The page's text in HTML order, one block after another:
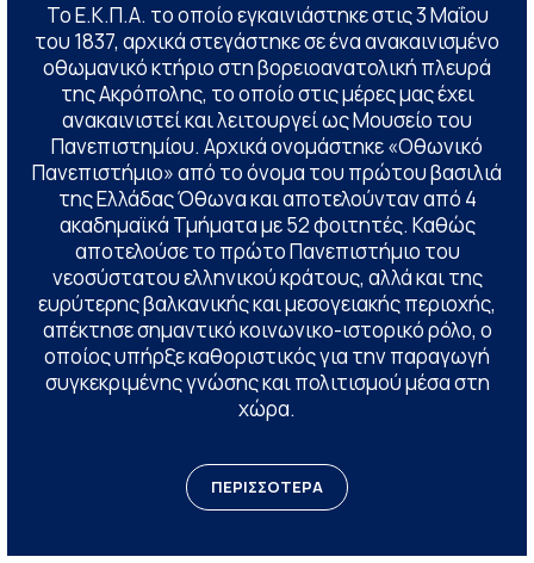
Το Ε.Κ.Π.Α. το οποίο εγκαινιάστηκε στις 3 Μαΐου
του 1837, αρχικά στεγάστηκε σε ένα ανακαινισμένο
οθωμανικό κτήριο στη βορειοανατολική πλευρά
της Ακρόπολης, το οποίο στις μέρες μας έχει
ανακαινιστεί και λειτουργεί ως Μουσείο του
Πανεπιστημίου. Αρχικά ονομάστηκε «Οθωνικό
Πανεπιστήμιο» από το όνομα του πρώτου βασιλιά
της Ελλάδας Όθωνα και αποτελούνταν από 4
ακαδημαϊκά Τμήματα με 52 φοιτητές. Καθώς
αποτελούσε το πρώτο Πανεπιστήμιο του
νεοσύστατου ελληνικού κράτους, αλλά και της
ευρύτερης βαλκανικής και μεσογειακής περιοχής,
απέκτησε σημαντικό κοινωνικο-ιστορικό ρόλο, ο
οποίος υπήρξε καθοριστικός για την παραγωγή
συγκεκριμένης γνώσης και πολιτισμού μέσα στη
χώρα.
ΠΕΡΙΣΣΟΤΕΡΑ